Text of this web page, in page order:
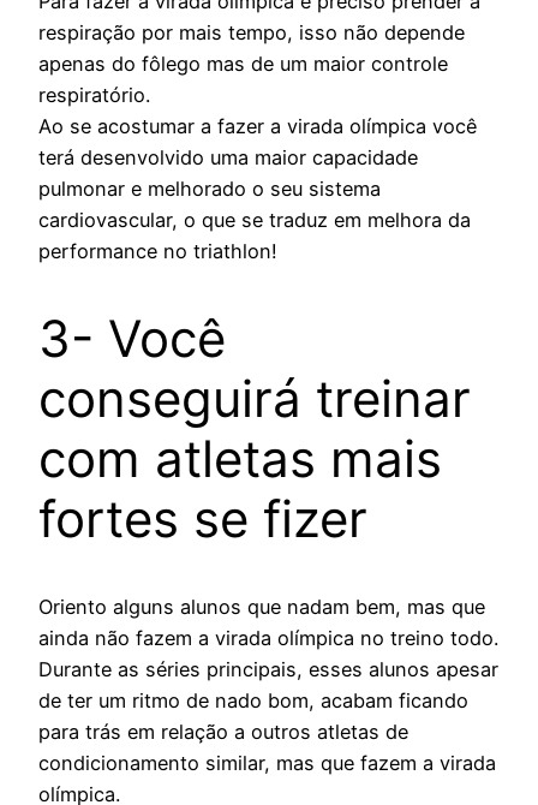
respiração por mais tempo, isso não depende
apenas do fôlego mas de um maior controle
respiratório.
Ao se acostumar a fazer a virada olímpica você
terá desenvolvido uma maior capacidade
pulmonar e melhorado o seu sistema
cardiovascular, o que se traduz em melhora da
performance no triathlon!
3- Você
conseguirá treinar
com atletas mais
fortes se fizer
Oriento alguns alunos que nadam bem, mas que
ainda não fazem a virada olímpica no treino todo.
Durante as séries principais, esses alunos apesar
de ter um ritmo de nado bom, acabam ficando
para trás em relação a outros atletas de
condicionamento similar, mas que fazem a virada
olímpica.